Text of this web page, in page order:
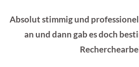
Absolut stimmig und
an und dann gab es doch